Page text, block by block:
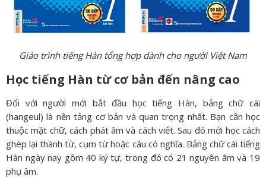
Giáo trình tiếng Hàn tổng hợp dành cho người Việt Nam
Học tiếng Hàn từ cơ bản đến nâng cao
Đối với người mới bắt đầu học tiếng Hàn, bảng chữ cái
(hangeul) là nền tảng cơ bản và quan trọng nhất. Bạn cần học
thuộc mặt chữ, cách phát âm và cách viết. Sau đó mới học cách
ghép lại thành từ, cụm từ hoặc câu có nghĩa. Bảng chữ cái tiếng
Hàn ngày nay gồm 40 ký tự, trong đó có 21 nguyên âm và 19
phụ âm.